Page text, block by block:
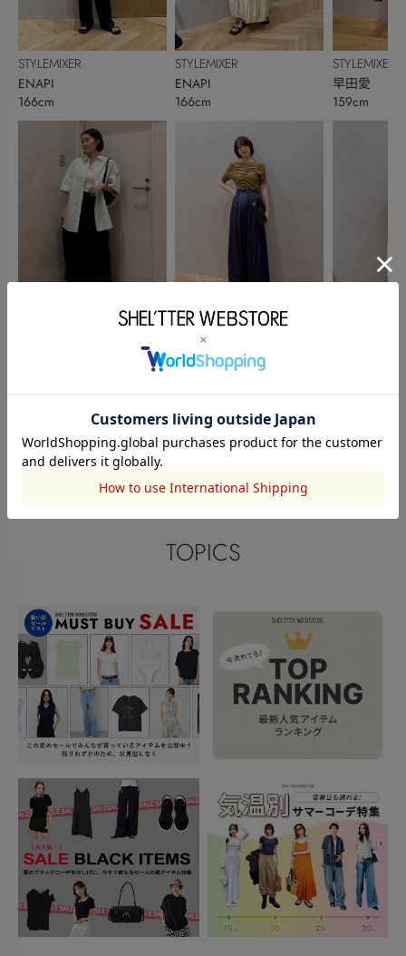
STYLEMIXER
ENAPI
166cm
STYLEMIXER
ENAPI
166cm
STYLEMIXER
神戸優花
166cm
STYLEMIXER
早田愛
159cm
このアイテムを見た人がチェックしている商品
閲覧中カテゴリーのランキング
TOPICS